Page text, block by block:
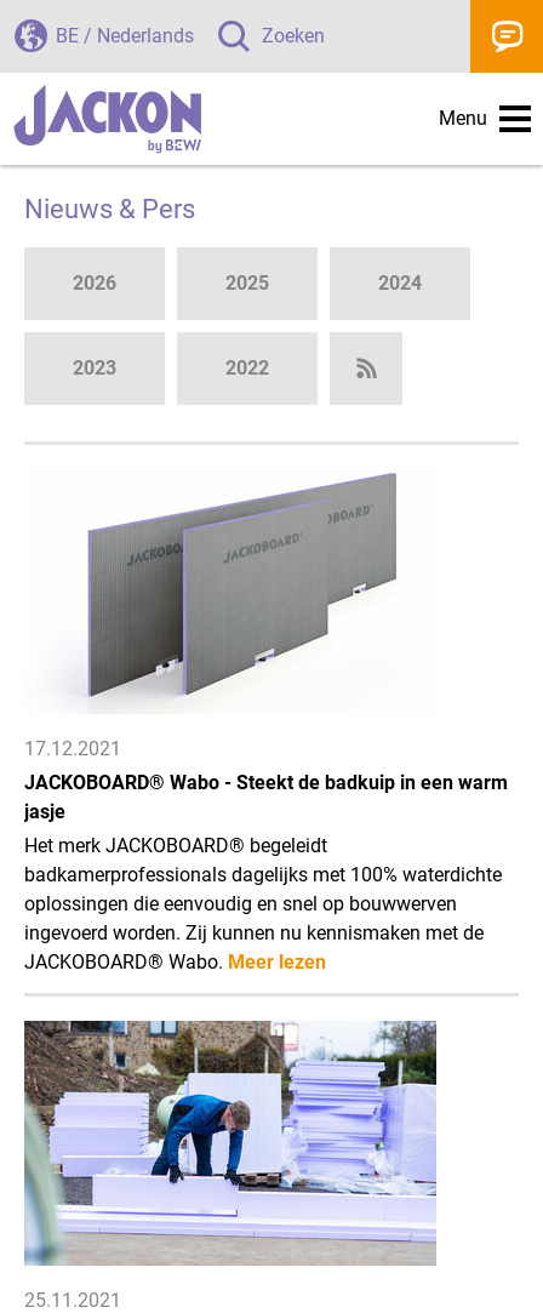
Menu
BE / Nederlands Zoeken
Nieuws & Pers
2026 2025 2024
2023 2022
17.12.2021
JACKOBOARD® Wabo - Steekt de badkuip in een warm
jasje
Het merk JACKOBOARD® begeleidt
badkamerprofessionals dagelijks met 100% waterdichte
oplossingen die eenvoudig en snel op bouwwerven
ingevoerd worden. Zij kunnen nu kennismaken met de
JACKOBOARD® Wabo. Meer lezen
25.11.2021